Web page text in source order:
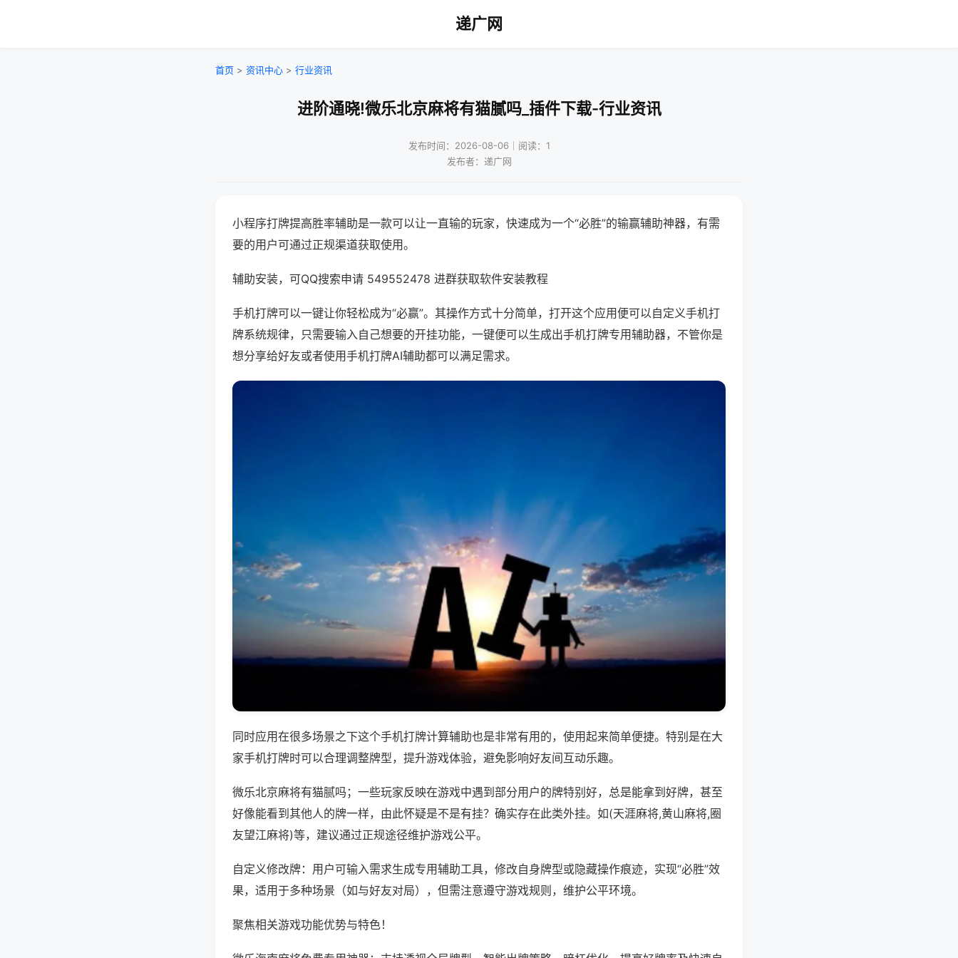
递广网
首页 > 资讯中心 > 行业资讯
进阶通晓!微乐北京麻将有猫腻吗_插件下载-行业资讯
发布时间：2026-08-06｜阅读：1
发布者：递广网
小程序打牌提高胜率辅助是一款可以让一直输的玩家，快速成为一个“必胜”的输赢辅助神器，有需
要的用户可通过正规渠道获取使用。
辅助安装，可QQ搜索申请 549552478 进群获取软件安装教程
手机打牌可以一键让你轻松成为“必赢”。其操作方式十分简单，打开这个应用便可以自定义手机打
牌系统规律，只需要输入自己想要的开挂功能，一键便可以生成出手机打牌专用辅助器，不管你是
想分享给好友或者使用手机打牌AI辅助都可以满足需求。
同时应用在很多场景之下这个手机打牌计算辅助也是非常有用的，使用起来简单便捷。特别是在大
家手机打牌时可以合理调整牌型，提升游戏体验，避免影响好友间互动乐趣。
微乐北京麻将有猫腻吗；一些玩家反映在游戏中遇到部分用户的牌特别好，总是能拿到好牌，甚至
好像能看到其他人的牌一样，由此怀疑是不是有挂？确实存在此类外挂。如(天涯麻将,黄山麻将,圈
友望江麻将)等，建议通过正规途径维护游戏公平。
自定义修改牌：用户可输入需求生成专用辅助工具，修改自身牌型或隐藏操作痕迹，实现“必胜”效
果，适用于多种场景（如与好友对局），但需注意遵守游戏规则，维护公平环境。
聚焦相关游戏功能优势与特色！